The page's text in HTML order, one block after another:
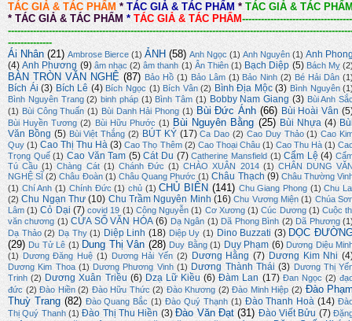
TÁC GIẢ & TÁC PHẨM * TÁC GIẢ & TÁC PHẨM * TÁC GIẢ & TÁC
* TÁC GIẢ & TÁC PHẨM *TÁC GIẢ & TÁC PHẨM-----------------------------------
--------------
Ái Nhân (21) Ambrose Bierce (1) ẢNH (58) Anh Ngọc (1) Anh Nguyên (1) Anh
(4) Anh Phương (9) âm nhạc (2) âm thanh (1) Ân Thiên (1) Bạch Diệp (5) Bách Mỵ
BÀN TRÒN VĂN NGHỆ (87) Bảo Hồ (1) Bảo Lâm (1) Bảo Ninh (2) Bé Hải Dân
Bích Ái (3) Bích Lê (4) Bích Ngọc (1) Bích Vân (2) Bình Địa Mộc (3) Bình Nguyên
Bình Nguyên Trang (2) binh pháp (1) Bình Tâm (1) Bobby Nam Giang (3) Bùi Anh
(1) Bùi Công Thuấn (1) Bùi Danh Hải Phong (1) Bùi Đức Ánh (66) Bùi Hoài Vân
Bùi Huyền Tương (2) Bùi Hữu Phước (1) Bùi Nguyên Bằng (25) Bùi Nhựa (4)
Văn Bồng (5) Bùi Việt Thắng (2) BÚT KÝ (17) Ca Dao (2) Cao Duy Thảo (1) Cao
Quy (1) Cao Thị Thu Hà (3) Cao Thọ Thêm (2) Cao Thoại Châu (1) Cao Thu Hà (1)
Trọng Quế (1) Cao Văn Tam (5) Cát Du (7) Catherine Mansfield (1) Cẩm Lệ (4)
Tú Cầu (1) Chàng Cát (1) Chánh Đức (1) CHÀO XUÂN 2014 (1) CHÂN DUNG
NGHỆ SĨ (2) Châu Đoàn (1) Châu Quang Phước (1) Châu Thạch (9) Châu Thường
(1) Chí Anh (1) Chính Đức (1) chủ (1) CHỦ BIÊN (141) Chu Giang Phong (1) Chu
(2) Chu Ngạn Thư (10) Chu Trầm Nguyên Minh (16) Chu Vương Miện (1) Chúa
Lâm (1) Cỏ Dại (7) covid 19 (1) Công Nguyễn (1) Cơ Xương (1) Cúc Dương (1) Cuộc
văn chương (1) CỬA SỔ VĂN HÓA (6) Dạ Ngân (1) Dã Phong Bình (2) Dã Phương
Dạ Thảo (2) Dạ Thy (1) Diệp Linh (18) Diệp Uy (1) Dino Buzzati (3) DỌC
(29) Du Tử Lê (1) Dung Thị Vân (28) Duy Bằng (1) Duy Phạm (6) Dương Diệu
(1)
Dương Đăng Huệ (1) Dương Hải Yến (2) Dương Hằng (7) Dương Kim Nhi
Dương Kim Thoa (1) Dương Phương Vinh (1) Dương Thành Thái (3) Dương Thị
Trinh (2) Dương Xuân Triều (6) Dzạ Lữ Kiều (6) Đàm Lan (17) Đan Ngọc (2)
đức (2) Đào Hiền (2) Đào Hữu Thức (2) Đào Khương (2) Đào Minh Hiệp (2) Đào
Thuỳ Trang (82) Đào Quang Bắc (1) Đào Quý Thạnh (1) Đào Thanh Hoà (14)
Thị Quý Thanh (1) Đào Thị Thu Hiền (3) Đào Văn Đạt (31) Đào Viết Bửu (7)